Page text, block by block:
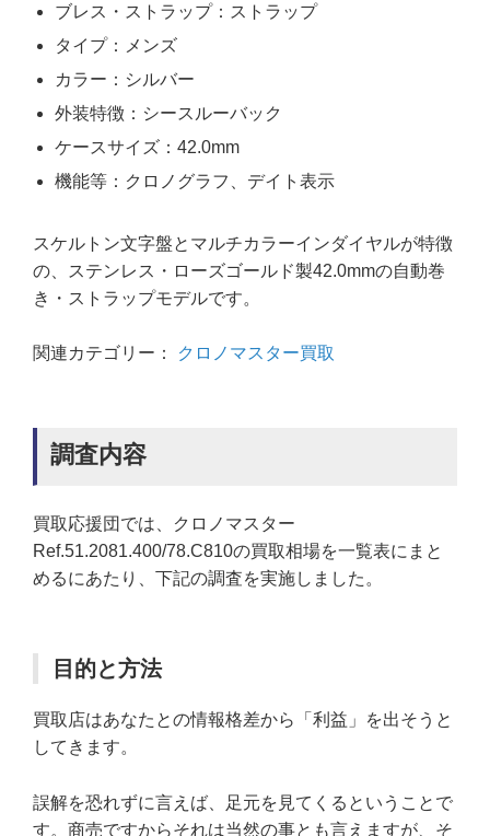
ブレス・ストラップ：ストラップ
タイプ：メンズ
カラー：シルバー
外装特徴：シースルーバック
ケースサイズ：42.0mm
機能等：クロノグラフ、デイト表示
スケルトン文字盤とマルチカラーインダイヤルが特徴
の、ステンレス・ローズゴールド製42.0mmの自動巻
き・ストラップモデルです。
関連カテゴリー： クロノマスター買取
調査内容
買取応援団では、クロノマスター
Ref.51.2081.400/78.C810の買取相場を一覧表にまと
めるにあたり、下記の調査を実施しました。
目的と方法
買取店はあなたとの情報格差から「利益」を出そうと
してきます。
誤解を恐れずに言えば、足元を見てくるということで
す。商売ですからそれは当然の事とも言えますが、そ